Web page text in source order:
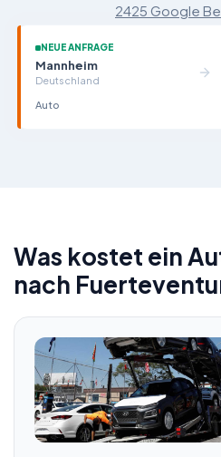
2425 Google
NEUE ANFRAGE
Mannheim
Deutschland
Auto
Was kostet ein
nach